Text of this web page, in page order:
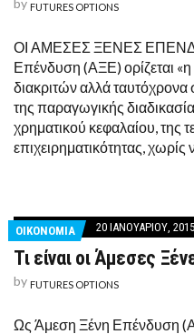
FUTURES OPTIONS
ΟΙ ΑΜΕΣΕΣ ΞΕΝΕΣ
Επένδυση (ΑΞΕ) ορίζεται
διακριτών αλλά
της παραγωγικής
χρηματικού κεφαλαίου, της
επιχειρηματικότητας,
ΟΙΚΟΝΟΜΙΑ 20 ΙΑΝΟΥΑΡΊΟΥ, 2015
Τι είναι οι Άμεσες
by FUTURES OPTIONS
Ως Άμεση Ξένη Επένδυση